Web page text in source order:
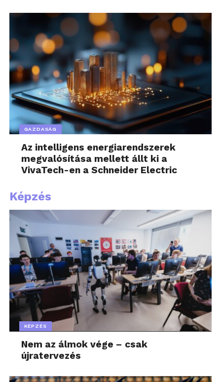
GAZDASÁG
Az intelligens energiarendszerek
megvalósítása mellett állt ki a
VivaTech-en a Schneider Electric
Képzés
KÉPZÉS
Nem az álmok vége – csak
újratervezés